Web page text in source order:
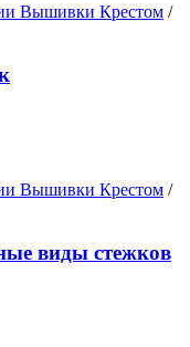
Вышивки Крестом /
Вышивки Крестом /
виды стежков